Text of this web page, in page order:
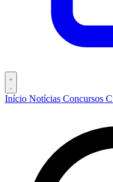
Início Notícias Concursos